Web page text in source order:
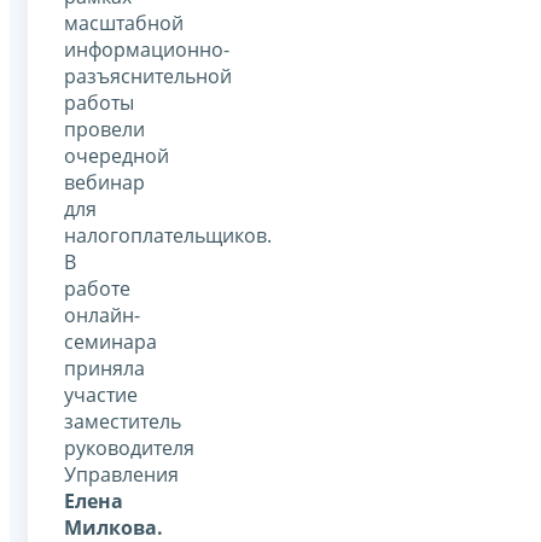
масштабной
информационно-
разъяснительной
работы
провели
очередной
вебинар
для
налогоплательщиков.
В
работе
онлайн-
семинара
приняла
участие
заместитель
руководителя
Управления
Елена
Милкова.